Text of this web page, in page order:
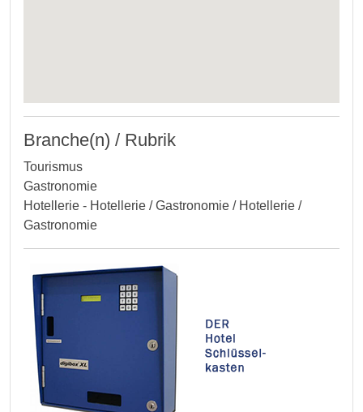
Branche(n) / Rubrik
Tourismus
Gastronomie
Hotellerie - Hotellerie / Gastronomie / Hotellerie /
Gastronomie